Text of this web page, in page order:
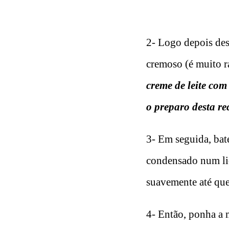
2- Logo depois
cremoso (é muito
creme de leite
o preparo desta
3- Em seguida,
condensado num
suavemente até
4- Então, ponha a